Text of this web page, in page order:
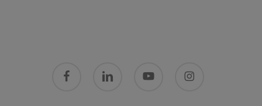
facebook linkedin instagram